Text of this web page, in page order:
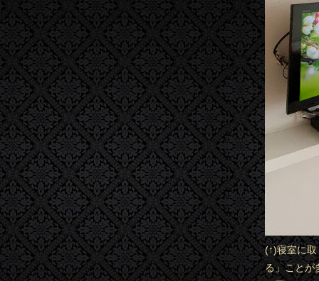
(↑)寝室に
る」ことが